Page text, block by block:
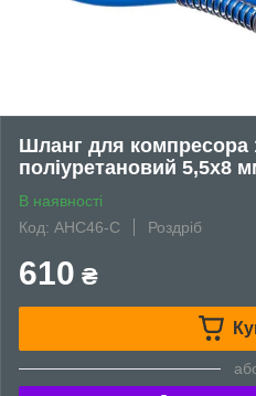
Шланг для компресора
поліуретановий 5,5x8
В наявності
Код: AHC46-C
Роздріб
610 ₴